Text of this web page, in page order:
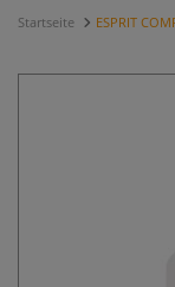
Startseite ESPRIT